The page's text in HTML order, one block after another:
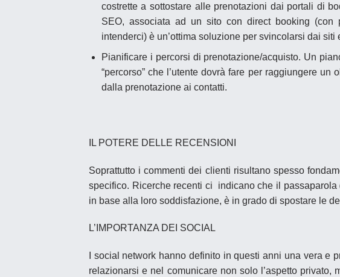
costrette a sottostare alle prenotazioni dai portali di
SEO, associata ad un sito con direct booking (con
intenderci) è un’ottima soluzione per svincolarsi dai siti
Pianificare i percorsi di prenotazione/acquisto. Un
“percorso” che l’utente dovrà fare per raggiungere un
dalla prenotazione ai contatti.
IL POTERE DELLE RECENSIONI
Soprattutto i commenti dei clienti risultano spesso
specifico. Ricerche recenti ci indicano che il
in base alla loro soddisfazione, è in grado di spostare le
L’IMPORTANZA DEI SOCIAL
social network hanno definito in questi anni una vera e
relazionarsi e nel comunicare non solo l’aspetto